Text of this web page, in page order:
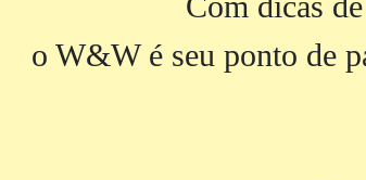
o W&W é seu ponto de